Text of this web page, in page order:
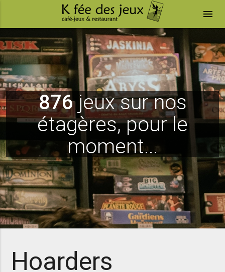
menu
876jeux sur nos
étagères, pour le
moment...
Hoarders